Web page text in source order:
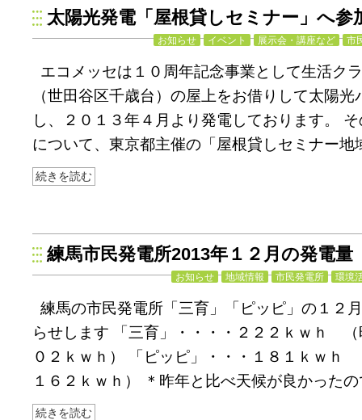
太陽光発電「屋根貸しセミナー」へ参
お知らせ イベント 展示会・講座など 市
エコメッセは１０周年記念事業として生活ク
（世田谷区千歳台）の屋上をお借りして太陽光
し、２０１３年４月より発電しております。
について、東京都主催の「屋根貸しセミナー
続きを読む
練馬市民発電所2013年１２月の発電量
お知らせ 地域情報 市民発電所 環境
練馬の市民発電所「三育」「ピッピ」の１２
らせします 「三育」・・・・２２２ｋｗｈ
０２ｋｗｈ） 「ピッピ」・・・１８１ｋｗ
１６２ｋｗｈ） ＊昨年と比べ天候が良かった
続きを読む